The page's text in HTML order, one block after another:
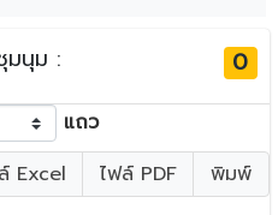
มนุม : 0
แถว
Excel ไฟล์ PDF พิมพ์